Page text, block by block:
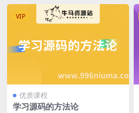
VIP
优质课程
学习源码的方法论